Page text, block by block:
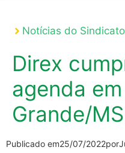
Notícias do Sindicato
Direx
agenda
Grande/MS
Publicado em25/07/2022por